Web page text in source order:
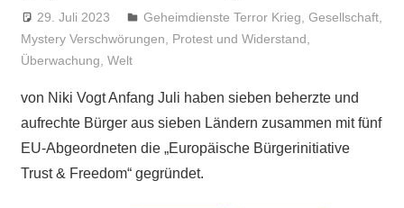
29. Juli 2023 Niki Vogt
Geheimdienste Terror Krieg ,Gesellschaft
Mystery Verschwörungen
Protest und Widerstand
Überwachung Welt
von Niki Vogt Anfang Juli haben sieben beherzte und
aufrechte Bürger aus sieben Ländern zusammen mit fünf
EU-Abgeordneten die „Europäische Bürgerinitiative
Trust & Freedom“ gegründet.